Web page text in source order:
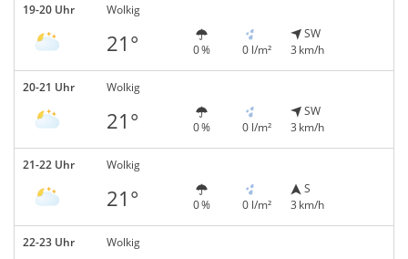
19-20 Uhr Wolkig
21° 0 % 0 l/m²
SW
3 km/h
20-21 Uhr Wolkig
21° 0 % 0 l/m²
SW
3 km/h
21-22 Uhr Wolkig
21° 0 % 0 l/m²
S
3 km/h
22-23 Uhr Wolkig